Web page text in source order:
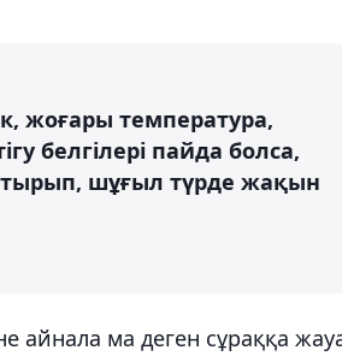
жоғары температура,
белгілері пайда болса,
шұғыл түрде жақын
айнала ма деген сұраққа